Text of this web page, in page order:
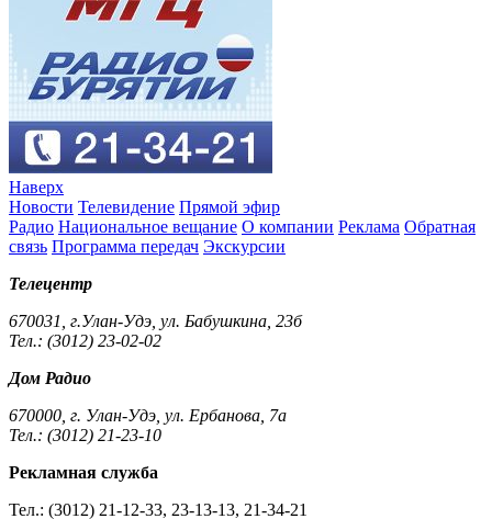
Наверх
Новости Телевидение Прямой эфир
Радио Национальное вещание О компании Реклама Обратная
связь Программа передач Экскурсии
Телецентр
670031, г.Улан-Удэ, ул. Бабушкина, 23б
Тел.: (3012) 23-02-02
Дом Радио
670000, г. Улан-Удэ, ул. Ербанова, 7а
Тел.: (3012) 21-23-10
Рекламная служба
Тел.: (3012) 21-12-33, 23-13-13, 21-34-21